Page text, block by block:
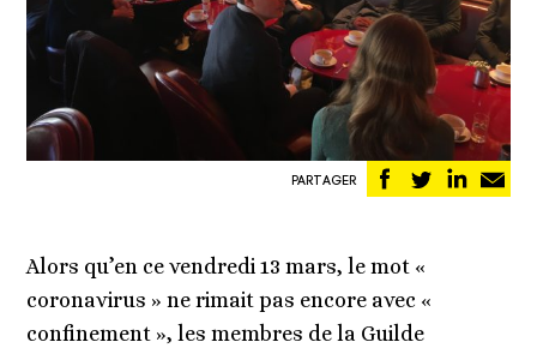
PARTAGER
Partager
sur
Partager
sur sur
Alors qu’en ce vendredi 13 mars, le mot «
coronavirus » ne rimait pas encore avec «
confinement », les membres de la Guilde